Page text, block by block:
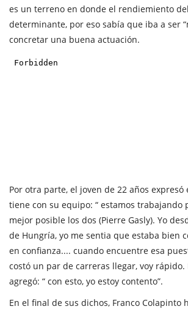
es un terreno en donde el rendiemiento
determinante, por eso sabía que iba a ser
concretar una buena actuación.
Por otra parte, el joven de 22 años
tiene con su equipo: “ estamos trabajando
mejor posible los dos (Pierre Gasly). Yo
de Hungría, yo me sentia que estaba bien
en confianza.... cuando encuentre esa
costó un par de carreras llegar, voy rápido.
agregó: “ con esto, yo estoy contento”.
En el final de sus dichos, Franco Colapinto